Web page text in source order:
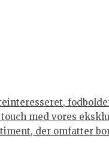
med vores
der omfatter